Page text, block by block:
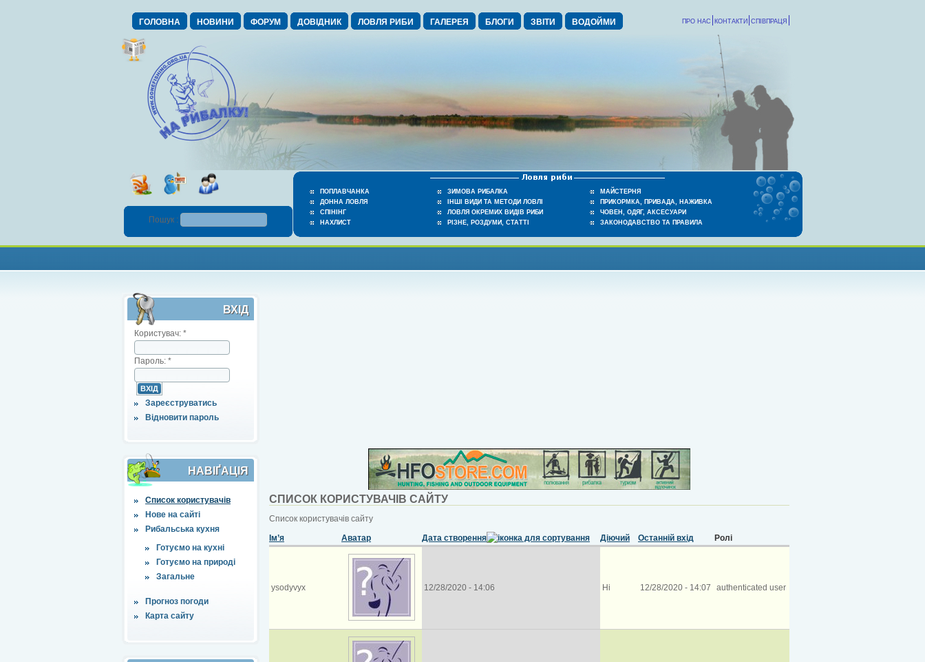
ГОЛОВНА НОВИНИ ФОРУМ ДОВІДНИК ЛОВЛЯ РИБИ ГАЛЕРЕЯ БЛОГИ ЗВІТИ ВОДОЙМИ СПІВПРАЦЯ
КОНТАКТИ
ПРО НАС
ПОПЛАВЧАНКА
ДОННА ЛОВЛЯ
СПІНІНГ
НАХЛИСТ
ЗИМОВА РИБАЛКА
ІНШІ ВИДИ ТА МЕТОДИ ЛОВЛІ
ЛОВЛЯ ОКРЕМИХ ВИДІВ РИБИ
РІЗНЕ, РОЗДУМИ, СТАТТІ
МАЙСТЕРНЯ
ПРИКОРМКА, ПРИВАДА, НАЖИВКА
ЧОВЕН, ОДЯГ, АКСЕСУАРИ
ЗАКОНОДАВСТВО ТА ПРАВИЛА
Пошук :
ВХІД
Користувач: *
Пароль: *
Зареєструватись
Відновити пароль
НАВІҐАЦІЯ
Список користувачів
Нове на сайті
Рибальська кухня
Готуємо на кухні
Готуємо на природі
Загальне
Прогноз погоди
Карта сайту
СПИСОК КОРИСТУВАЧІВ САЙТУ
Список користувачів сайту
Ім’я
Аватар Дата створення Діючий Останній вхід Ролі
ysodyvyx 12/28/2020 - 14:06 Ні 12/28/2020 - 14:07 authenticated user